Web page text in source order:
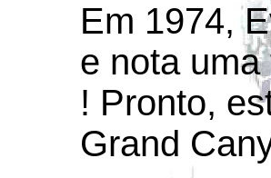
Em 1974,
e nota
! Pronto,
Grand